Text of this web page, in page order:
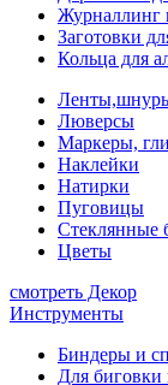
Журналлинг
Заготовки
Кольца для
Люверсы
Маркеры,
Наклейки
Натирки
Пуговицы
Стеклянные
Цветы
смотреть Декор
Инструменты
Биндеры и
Для биговки